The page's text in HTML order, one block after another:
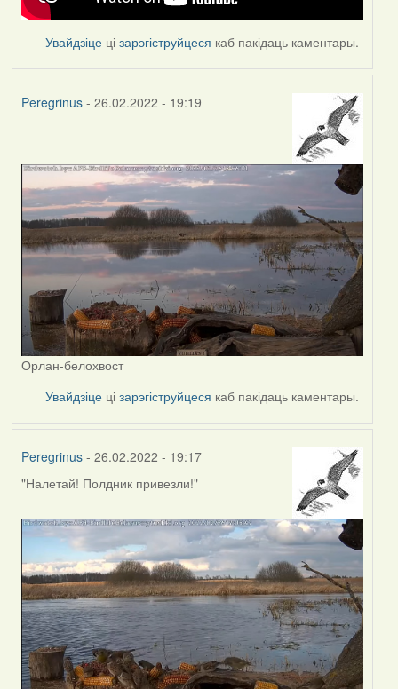
Увайдзіце цізарэгіструйцеся каб пакідаць каментары.
Peregrinus- 26.02.2022 - 19:19
Орлан-белохвост
Увайдзіце цізарэгіструйцеся каб пакідаць каментары.
Peregrinus- 26.02.2022 - 19:17
"Налетай! Полдник привезли!"